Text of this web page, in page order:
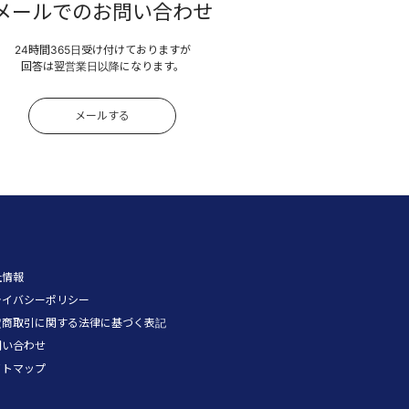
ールでのお問い合わせ
24時間365日受け付けておりますが
回答は翌営業日以降になります。
メールする
報
バシーポリシー
取引に関する法律に基づく表記
合わせ
マップ